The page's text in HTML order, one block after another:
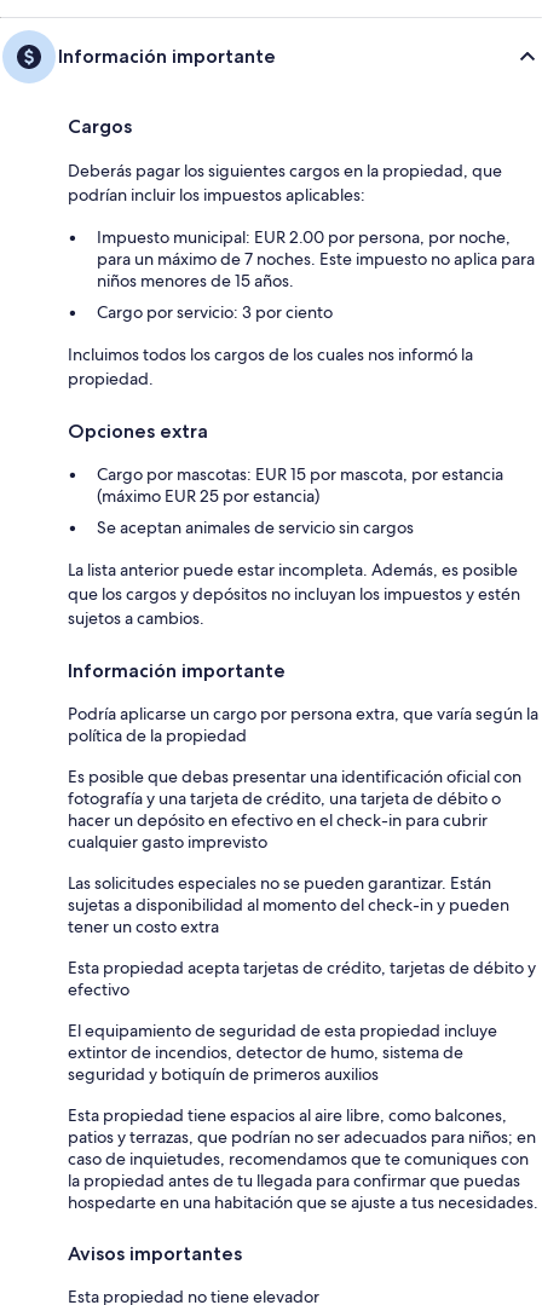
Información importante
Cargos
Deberás pagar los siguientes cargos en la propiedad, que
podrían incluir los impuestos aplicables:
Impuesto municipal: EUR 2.00 por persona, por noche,
para un máximo de 7 noches. Este impuesto no aplica para
niños menores de 15 años.
Cargo por servicio: 3 por ciento
Incluimos todos los cargos de los cuales nos informó la
propiedad.
Opciones extra
Cargo por mascotas: EUR 15 por mascota, por estancia
(máximo EUR 25 por estancia)
Se aceptan animales de servicio sin cargos
La lista anterior puede estar incompleta. Además, es posible
que los cargos y depósitos no incluyan los impuestos y estén
sujetos a cambios.
Información importante
Podría aplicarse un cargo por persona extra, que varía según la
política de la propiedad
Es posible que debas presentar una identificación oficial con
fotografía y una tarjeta de crédito, una tarjeta de débito o
hacer un depósito en efectivo en el check-in para cubrir
cualquier gasto imprevisto
Las solicitudes especiales no se pueden garantizar. Están
sujetas a disponibilidad al momento del check-in y pueden
tener un costo extra
Esta propiedad acepta tarjetas de crédito, tarjetas de débito y
efectivo
El equipamiento de seguridad de esta propiedad incluye
extintor de incendios, detector de humo, sistema de
seguridad y botiquín de primeros auxilios
Esta propiedad tiene espacios al aire libre, como balcones,
patios y terrazas, que podrían no ser adecuados para niños; en
caso de inquietudes, recomendamos que te comuniques con
la propiedad antes de tu llegada para confirmar que puedas
hospedarte en una habitación que se ajuste a tus necesidades.
Avisos importantes
Esta propiedad no tiene elevador